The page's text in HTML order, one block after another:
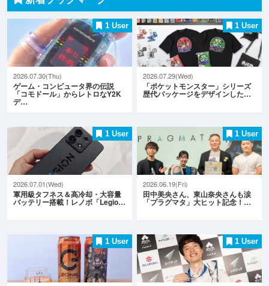
1 User
2026.07.30(Thu)
ゲーム・コンピュータ界の伝説
「コモドール」からレトロなY2K
デ…
1 User
2026.07.29(Wed)
「ポケットモンスター」シリーズ
歴代パッケージをデザインした…
1 User
2026.07.01(Wed)
軍用級タフネス＆高冷却・大容量
バッテリー搭載！レノボ「Legio…
1 User
2026.06.19(Fri)
田中美央さん、東山奈央さんも涙
「プラグマタ」大ヒット記念！…
1 User 1 User